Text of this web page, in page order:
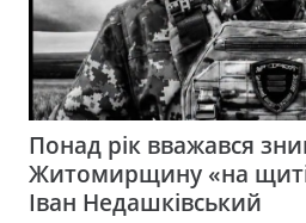
Понад рік вважався
Житомирщину «на
Іван Недашківський